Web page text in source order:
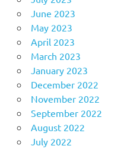
June 2023
May 2023
April 2023
March 2023
January 2023
December 2022
November 2022
September 2022
August 2022
July 2022